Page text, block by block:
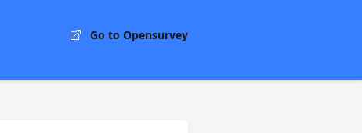
Go to Opensurvey